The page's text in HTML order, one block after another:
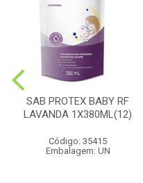
SAB PROTEX BABY RF
LAVANDA 1X380ML(12)
Código: 35415
Embalagem: UN